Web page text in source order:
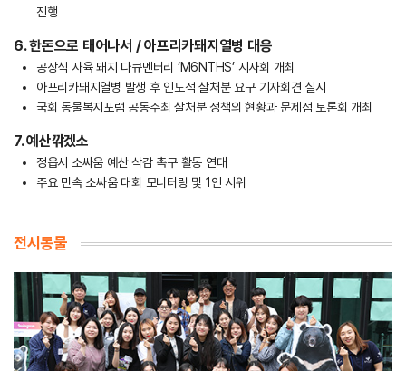
진행
6. 한돈으로 태어나서 / 아프리카돼지열병 대응
공장식 사육 돼지 다큐멘터리 ‘M6NTHS’ 시사회 개최
아프리카돼지열병 발생 후 인도적 살처분 요구 기자회견 실시
국회 동물복지포럼 공동주최 살처분 정책의 현황과 문제점 토론회 개최
7. 예산깎겠소
정읍시 소싸움 예산 삭감 촉구 활동 연대
주요 민속 소싸움 대회 모니터링 및 1인 시위
전시동물